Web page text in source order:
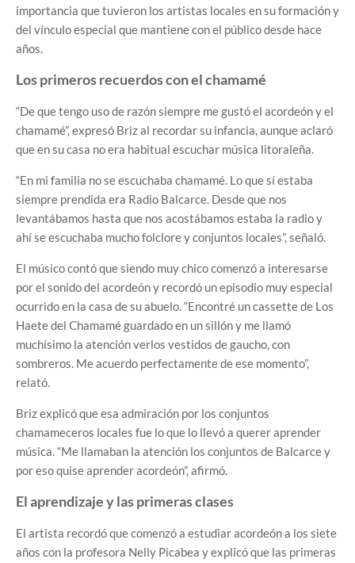
importancia que tuvieron los artistas locales en su formación y
del vínculo especial que mantiene con el público desde hace
años.
Los primeros recuerdos con el chamamé
“De que tengo uso de razón siempre me gustó el acordeón y el
chamamé”, expresó Briz al recordar su infancia, aunque aclaró
que en su casa no era habitual escuchar música litoraleña.
“En mi familia no se escuchaba chamamé. Lo que sí estaba
siempre prendida era Radio Balcarce. Desde que nos
levantábamos hasta que nos acostábamos estaba la radio y
ahí se escuchaba mucho folclore y conjuntos locales”, señaló.
El músico contó que siendo muy chico comenzó a interesarse
por el sonido del acordeón y recordó un episodio muy especial
ocurrido en la casa de su abuelo. “Encontré un cassette de Los
Haete del Chamamé guardado en un sillón y me llamó
muchísimo la atención verlos vestidos de gaucho, con
sombreros. Me acuerdo perfectamente de ese momento”,
relató.
Briz explicó que esa admiración por los conjuntos
chamameceros locales fue lo que lo llevó a querer aprender
música. “Me llamaban la atención los conjuntos de Balcarce y
por eso quise aprender acordeón”, afirmó.
El aprendizaje y las primeras clases
El artista recordó que comenzó a estudiar acordeón a los siete
años con la profesora Nelly Picabea y explicó que las primeras